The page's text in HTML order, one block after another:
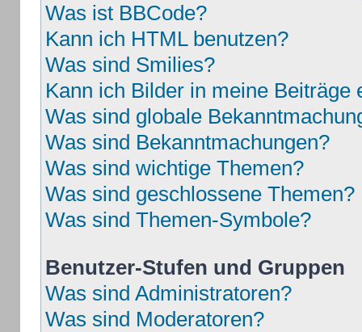
Was ist BBCode?
Kann ich HTML benutzen?
Was sind Smilies?
Kann ich Bilder in meine Beiträge
Was sind globale
Was sind Bekanntmachungen?
Was sind wichtige Themen?
Was sind geschlossene Themen?
Was sind Themen-Symbole?
Benutzer-Stufen und Gruppen
Was sind Administratoren?
Was sind Moderatoren?